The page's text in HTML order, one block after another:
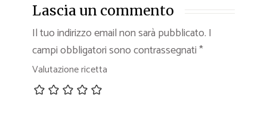
Lascia un commento
Il tuo indirizzo email non sarà pubblicato. I
campi obbligatori sono contrassegnati*
Valutazione ricetta